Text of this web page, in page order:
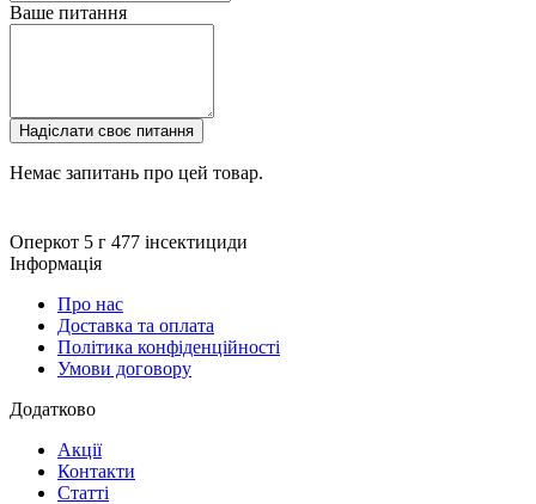
Ваше питання
Надіслати своє питання
Немає запитань про цей товар.
Оперкот 5 г 477 інсектициди
Інформація
Про нас
Доставка та оплата
Політика конфіденційності
Умови договору
Додатково
Акції
Контакти
Статті